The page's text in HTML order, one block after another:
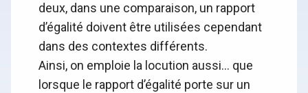
deux, dans une comparaison, un rapport
d’égalité doivent être utilisées cependant
dans des contextes différents.
Ainsi, on emploie la locution aussi… que
lorsque le rapport d’égalité porte sur un